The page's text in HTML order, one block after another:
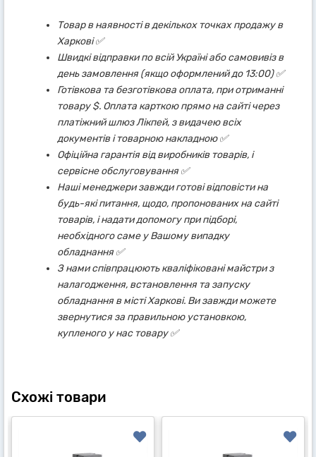
Товар в наявності в декількох точках продажу в
Харкові ✅
Швидкі відправки по всій Україні або самовивіз в
день замовлення (якщо оформлений до 13:00) ✅
Готівкова та безготівкова оплата, при отриманні
товару $. Оплата карткою прямо на сайті через
платіжний шлюз Лікпей, з видачею всіх
документів і товарною накладною ✅
Офіційна гарантія від виробників товарів, і
сервісне обслуговування ✅
Наші менеджери завжди готові відповісти на
будь-які питання, щодо, пропонованих на сайті
товарів, і надати допомогу при підборі,
необхідного саме у Вашому випадку
обладнання ✅
З нами співпрацюють кваліфіковані майстри з
налагодження, встановлення та запуску
обладнання в місті Харкові. Ви завжди можете
звернутися за правильною установкою,
купленого у нас товару ✅
Схожі товари